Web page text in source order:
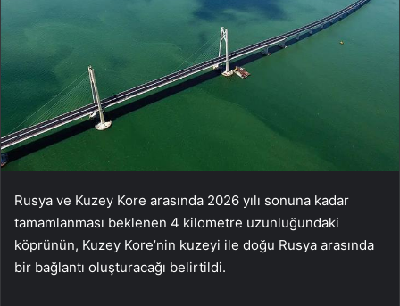
Rusya ve Kuzey Kore arasında 2026 yılı sonuna kadar
tamamlanması beklenen 4 kilometre uzunluğundaki
köprünün, Kuzey Kore’nin kuzeyi ile doğu Rusya arasında
bir bağlantı oluşturacağı belirtildi.